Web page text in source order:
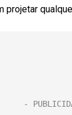
projetar